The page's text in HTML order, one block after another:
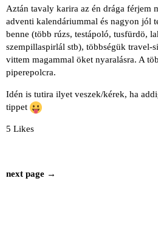
Aztán tavaly karira az én drága férjem
adventi kalendáriummal és nagyon jól
benne (több rúzs, testápoló, tusfürdö,
szempillaspirlál stb), többségük travel-
vittem magammal öket nyaralásra. A
piperepolcra.
Idén is tutira ilyet veszek/kérek, ha
tippet
5 Likes
next page →